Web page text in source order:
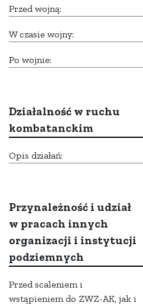
Przed wojną:
W czasie wojny:
Po wojnie:
Działalność w ruchu
kombatanckim
Opis działań:
Przynależność i udział
w pracach innych
organizacji i instytucji
podziemnych
Przed scaleniem i
wstąpieniem do ZWZ-AK, jak i